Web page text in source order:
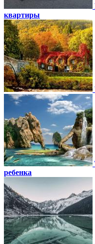
квартиры
ребенка